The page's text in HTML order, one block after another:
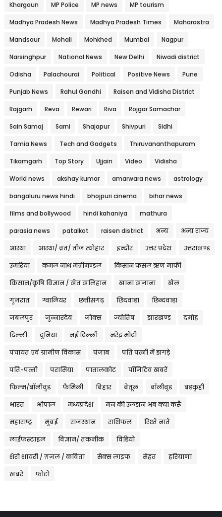
Khargaun MP Police MP news MP tourism
Madhya Pradesh News Madhya Pradesh Times Maharastra
Mandsaur Mohali Mohkhed Mumbai Nagpur
Narsinghpur National News New Delhi Niwadi district
Odisha Palachourai Political Positive News Pune
Punjab News Rahul Gandhi Raisen and Vidisha District
Rajgarh Reva Rewari Riva Rojgar Samachar
Sain Samaj Sarni Shajapur Shivpuri Sidhi
Tamia News Tech and Gadgets Thiruvananthapuram
Tikamgarh Top Story Ujjain Video Vidisha
World news akshay kumar amarwara news astrology
bangaluru news hindi bhojpuri cinema bihar news
films and bollywood hindi kahaniya mathura
parasia news patalkot raisen district अन्य अन्य राज्य
आस्था आस्था/ व्रत/ तीज त्‍योहार इन्दौर उत्तर प्रदेश उत्तराखण्ड
उमरिया कमल नाथ मंत्रीमण्डल किसान फसल ऋण माफी
किसान/कृषि विज्ञान / खेत खलिहान खाना खज़ाना खेल
गुजरात ग्वालियर छत्तीसगढ़ छिंदवाड़ा छिन्दवाड़ा
जबलपुर जुन्नारदेव जोक्स ज्योतिष झारखण्ड दमोह
दिल्ली दुनिया नई दिल्ली नरेंद्र मोदी
पंचायत एवं ग्रामीण विकास पंजाब पति पत्नी में झगड़े
पति-पत्नी परासिया पातालकोट पॉजिटिव खबरें
फिल्म/बॉलीवुड फैमिली बिहार बेतूल बॉलीवुड बड़कुही
भारत भोपाल मध्यप्रदेश मन की उलझन अब क्या करूँ
महाराष्ट्र मुंबई राजस्थान राशिफल रिश्ते नाते
लाईफस्टाइल विज्ञान/ तकनीक विडियो
शेरो शायरी / ग़ज़ल / कविता सेक्स लाइफ सेहत हरियाणा
ख़बरें फ़ोटो